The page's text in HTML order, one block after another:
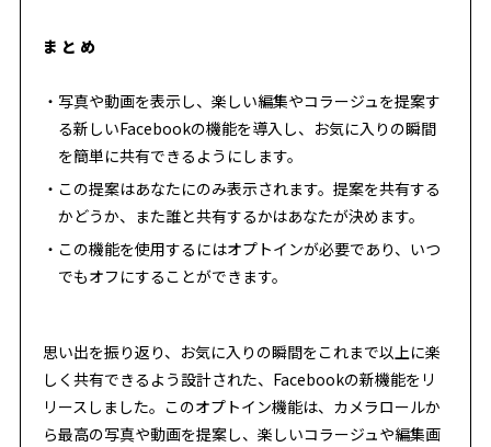
まとめ
写真や動画を表示し、楽しい編集やコラージュを提案す
る新しいFacebookの機能を導入し、お気に入りの瞬間
を簡単に共有できるようにします。
この提案はあなたにのみ表示されます。提案を共有する
かどうか、また誰と共有するかはあなたが決めます。
この機能を使用するにはオプトインが必要であり、いつ
でもオフにすることができます。
思い出を振り返り、お気に入りの瞬間をこれまで以上に楽
しく共有できるよう設計された、Facebookの新機能をリ
リースしました。このオプトイン機能は、カメラロールか
ら最高の写真や動画を提案し、楽しいコラージュや編集画